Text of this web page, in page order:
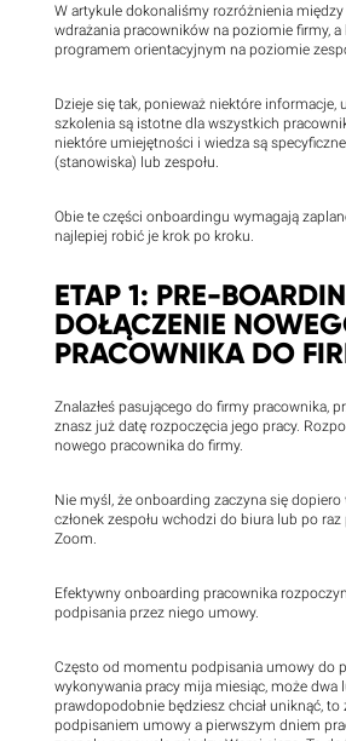
W artykule dokonaliśmy rozróżnienia
wdrażania pracowników na poziomie firmy,
programem orientacyjnym na poziomie
Dzieje się tak, ponieważ niektóre informacje,
szkolenia są istotne dla wszystkich
niektóre umiejętności i wiedza są
(stanowiska) lub zespołu.
Obie te części onboardingu wymagają
najlepiej robić je krok po kroku.
ETAP 1: PRE-
DOŁĄCZENIE
PRACOWNIKA DO
Znalazłeś pasującego do firmy pracownika,
znasz już datę rozpoczęcia jego pracy.
nowego pracownika do firmy.
Nie myśl, że onboarding zaczyna się dopiero
członek zespołu wchodzi do biura lub po raz
Zoom.
Efektywny onboarding pracownika
podpisania przez niego umowy.
Często od momentu podpisania umowy do
wykonywania pracy mija miesiąc, może dwa
prawdopodobnie będziesz chciał uniknąć,
podpisaniem umowy a pierwszym dniem